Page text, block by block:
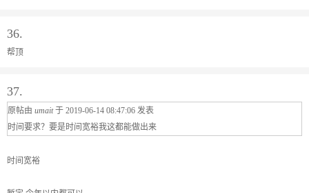
36.
帮顶
37.
原帖由 umait于 2019-06-14 08:47:06 发表
时间要求？要是时间宽裕我这都能做出来
时间宽裕